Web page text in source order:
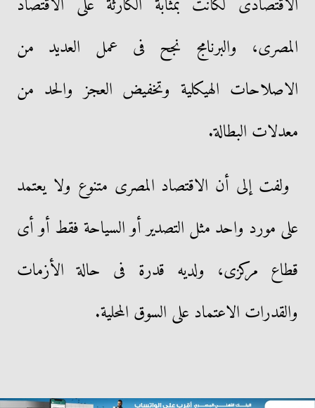
المصرى، والبرنامج نجح فى عمل العديد من
الاصلاحات الهيكلية وتخفيض العجز والحد من
معدلات البطالة.
ولفت إلى أن الاقتصاد المصرى متنوع ولا يعتمد
على مورد واحد مثل التصدير أو السياحة فقط أو أى
قطاع مركزى، ولديه قدرة فى حالة الأزمات
والقدرات الاعتماد على السوق المحلية.